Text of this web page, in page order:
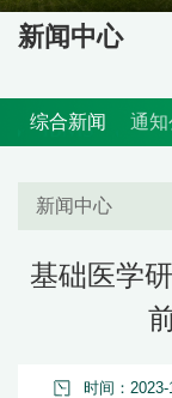
新闻中心
综合新闻 通
新闻中心
基础医学
时间：2023-